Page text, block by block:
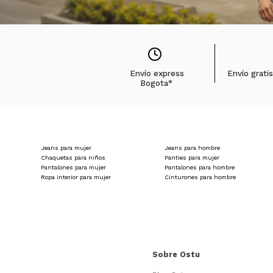
Envío express
Bogota*
Envío
Jeans para mujer Jeans para hombre
Chaquetas para niños
Panties para mujer
Pantalones para mujer
Pantalones para hombre
Ropa interior para mujer
Cinturones para hombre
Sobre Ostu